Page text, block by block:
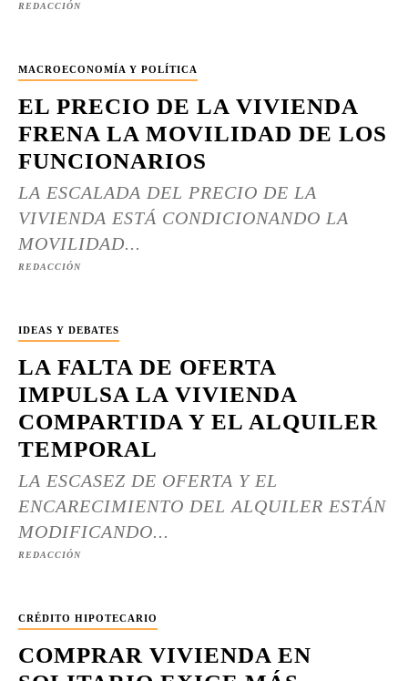
REDACCIÓN
MACROECONOMÍA Y POLÍTICA
EL PRECIO DE LA VIVIENDA
FRENA LA MOVILIDAD DE LOS
FUNCIONARIOS
LA ESCALADA DEL PRECIO DE LA
VIVIENDA ESTÁ CONDICIONANDO LA
MOVILIDAD...
REDACCIÓN
IDEAS Y DEBATES
LA FALTA DE OFERTA
IMPULSA LA VIVIENDA
COMPARTIDA Y EL ALQUILER
TEMPORAL
LA ESCASEZ DE OFERTA Y EL
ENCARECIMIENTO DEL ALQUILER ESTÁN
MODIFICANDO...
REDACCIÓN
CRÉDITO HIPOTECARIO
COMPRAR VIVIENDA EN